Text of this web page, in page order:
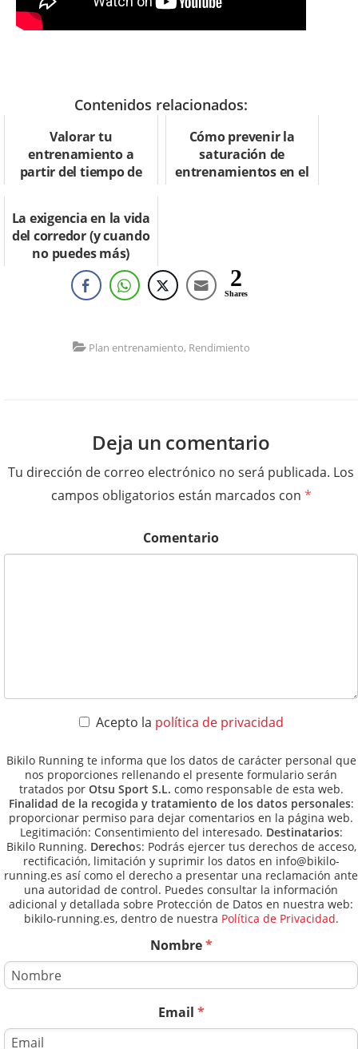
Contenidos relacionados:
Valorar tu
entrenamiento a
partir del tiempo de
Cómo prevenir la
saturación de
entrenamientos en el
La exigencia en la vida
del corredor (y cuando
no puedes más)
2
Shares
Plan entrenamiento, Rendimiento
Deja un comentario
Tu dirección de correo electrónico no será publicada. Los
campos obligatorios están marcados con *
Comentario
Acepto la política de privacidad
Bikilo Running te informa que los datos de carácter personal que
nos proporciones rellenando el presente formulario serán
tratados por Otsu Sport S.L. como responsable de esta web.
Finalidad de la recogida y tratamiento de los datos personales:
proporcionar permiso para dejar comentarios en la página web.
Legitimación: Consentimiento del interesado. Destinatarios:
Bikilo Running. Derechos: Podrás ejercer tus derechos de acceso,
rectificación, limitación y suprimir los datos en info@bikilo-
running.es así como el derecho a presentar una reclamación ante
una autoridad de control. Puedes consultar la información
adicional y detallada sobre Protección de Datos en nuestra web:
bikilo-running.es, dentro de nuestra Política de Privacidad.
Nombre*
Email *